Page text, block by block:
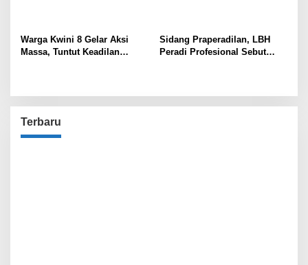
Warga Kwini 8 Gelar Aksi
Massa, Tuntut Keadilan
Sidang Praperadilan, LBH
Peradi Profesional Sebut
Terbaru